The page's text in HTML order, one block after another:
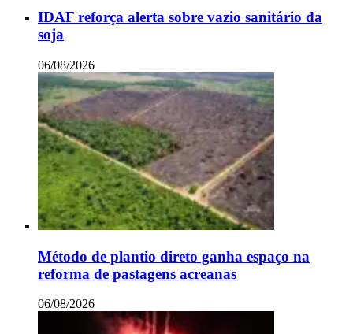
IDAF reforça alerta sobre vazio sanitário da
soja
06/08/2026
Método de plantio direto ganha espaço na
reforma de pastagens acreanas
06/08/2026